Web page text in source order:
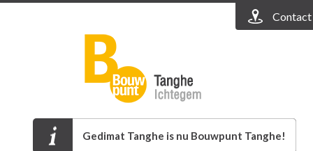
Contact
Gedimat Tanghe is nu Bouwpunt Tanghe!